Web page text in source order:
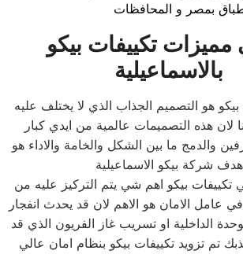
تكييفات بيكو
بالاسماعيلية
بيكو هو التصميم الجذاب الذي لا يختلف عليه
لان هذه التصميمات عالمية من ايدي كبار
والدمج ما بين الشكل والخامة والاداء هو
هدف شركة بيكو الاسماعيلية
تكييفات بيكو اهم شي يتم التركيز عليه من
عامل الامان هو الاهم لان قد يحدث انفجار
الداخلية او تسريب غاز الفريون الذي قد
تم تزويد تكييفات بيكو بنظام امان عالي